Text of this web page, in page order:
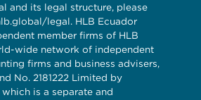
and its legal structure, please
legal. HLB Ecuador
member firms of HLB
wide network of independent
firms and business advisers,
No. 2181222 Limited by
is a separate and